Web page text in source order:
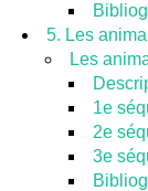
5. Les
Les
1e
2e
3e